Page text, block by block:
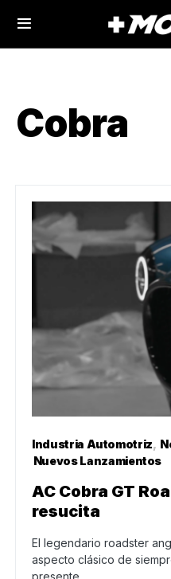
Cobra
Industria Automotriz
Nuevos Lanzamientos
AC Cobra GT
resucita
El legendario roadster
aspecto clásico de